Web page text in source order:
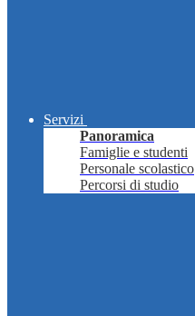
Servizi
Panoramica
Famiglie e studenti
Personale scolastico
Percorsi di studio